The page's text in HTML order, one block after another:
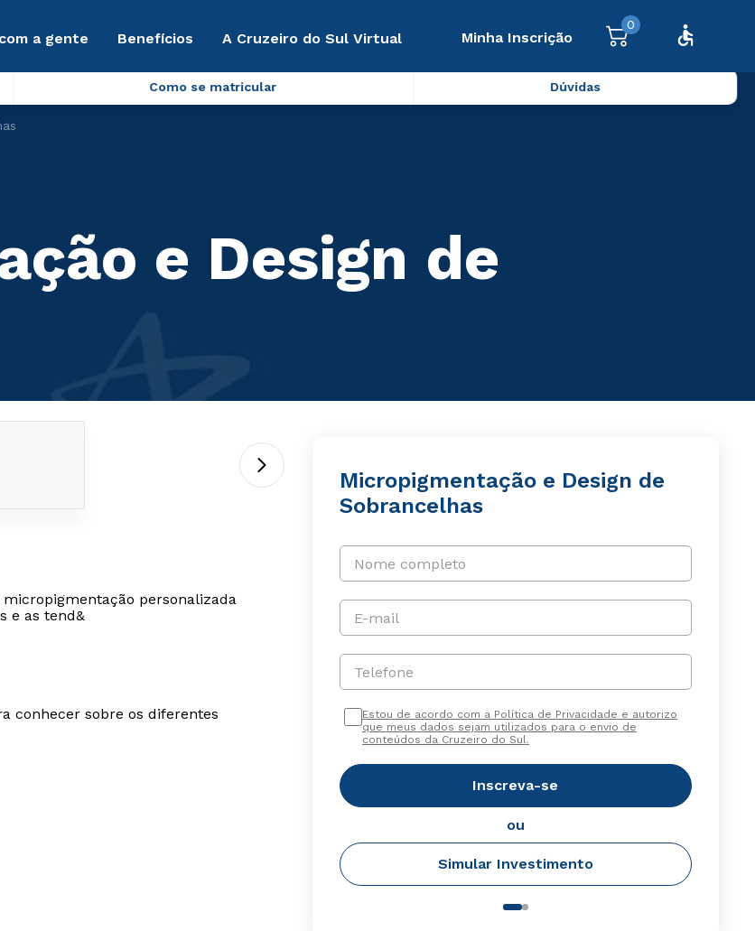
a gente Benefícios A Cruzeiro do Sul Virtual Minha Inscrição
0
Como se matricular Dúvidas
e Design de
personalizada
e as tend&
conhecer sobre os diferentes
Micropigmentação e Design de
Sobrancelhas
Nome completo
E-mail
Telefone
Estou de acordo com a Política de Privacidade e autorizo
que meus dados sejam utilizados para o envio de
conteúdos da Cruzeiro do Sul.
Inscreva-se
ou
Simular Investimento